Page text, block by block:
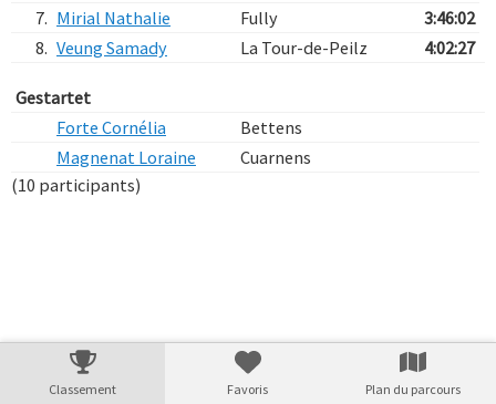
7. Mirial Nathalie Fully
3:46:02
8. Veung Samady La Tour-de-Peilz 4:02:27
Gestartet
Forte Cornélia
Bettens
Magnenat Loraine
Cuarnens
(10 participants)
Classement Favoris Plan du parcours